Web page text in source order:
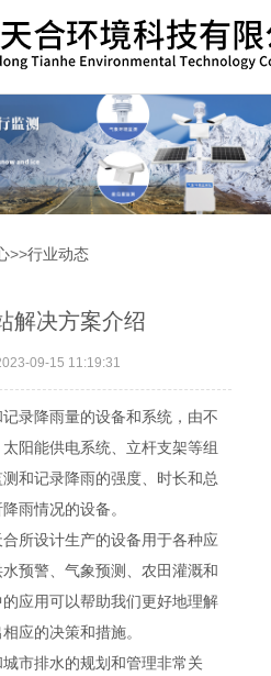
>>行业动态
解决方案介绍
09-15 11:19:31
录降雨量的设备和系统，由不
阳能供电系统、立杆支架等组
和记录降雨的强度、时长和总
雨情况的设备。
所设计生产的设备用于各种应
预警、气象预测、农田灌溉和
应用可以帮助我们更好地理解
应的决策和措施。
市排水的规划和管理非常关